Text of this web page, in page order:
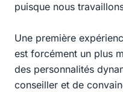
puisque nous
Une première
est forcément un plus
des personnalités
conseiller et de